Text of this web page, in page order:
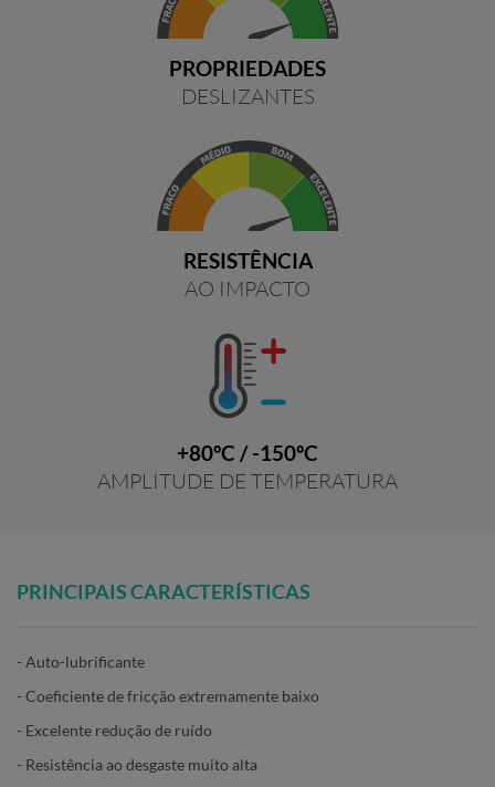
PROPRIEDADES
DESLIZANTES
RESISTÊNCIA
AO IMPACTO
+80ºC / -150ºC
AMPLITUDE DE TEMPERATURA
PRINCIPAIS CARACTERÍSTICAS
- Auto-lubrificante
- Coeficiente de fricção extremamente baixo
- Excelente redução de ruído
- Resistência ao desgaste muito alta